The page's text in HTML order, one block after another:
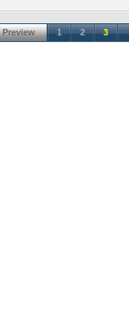
Preview 1 2 3